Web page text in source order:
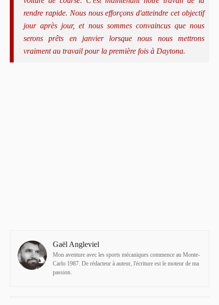
rendre rapide. Nous nous efforçons d'atteindre cet objectif
jour après jour, et nous sommes convaincus que nous
serons prêts en janvier lorsque nous nous mettrons
vraiment au travail pour la première fois à Daytona.
Gaël Angleviel
Mon aventure avec les sports mécaniques commence au Monte-
Carlo 1987. De rédacteur à auteur, l'écriture est le moteur de ma
passion.